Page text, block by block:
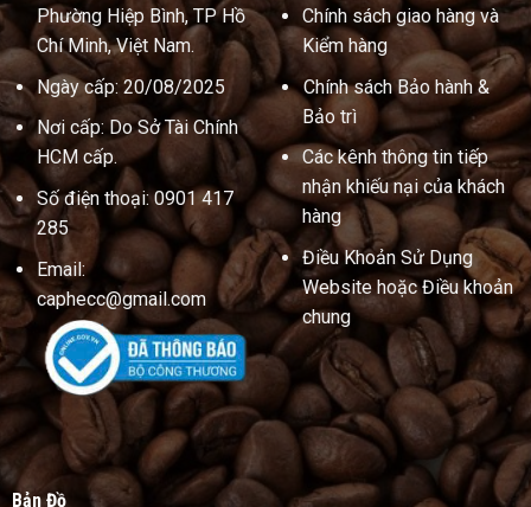
Phường Hiệp Bình, TP Hồ
Chí Minh, Việt Nam.
Ngày cấp: 20/08/2025
Nơi cấp: Do Sở Tài Chính
HCM cấp.
Số điện thoại: 0901 417
285
Email:
caphecc@gmail.com
Chính sách giao hàng và
Kiểm hàng
Chính sách Bảo hành &
Bảo trì
Các kênh thông tin tiếp
nhận khiếu nại của khách
hàng
Điều Khoản Sử Dụng
Website hoặc Điều khoản
chung
Bản Đồ